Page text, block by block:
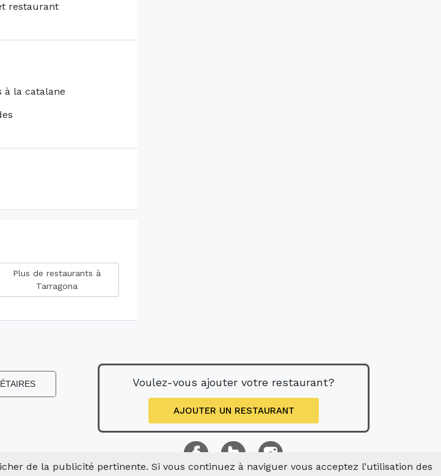
restaurant
à la catalane
Plus de restaurants à
Tarragona
Voulez-vous ajouter votre restaurant?
AJOUTER UN RESTAURANT
de la publicité pertinente. Si vous continuez à naviguer vous acceptez l’utilisation des